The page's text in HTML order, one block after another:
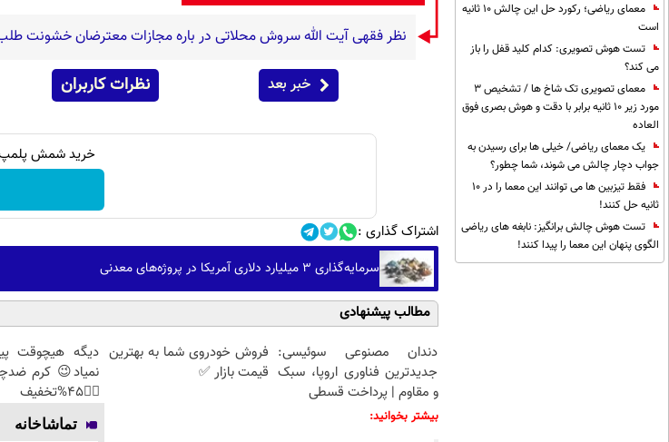
معمای ریاضی؛ رکورد حل این چالش 10 ثانیه
است
تست هوش تصویری: کدام کلید قفل را باز
می کند؟
معمای تصویری تک شاخ ها / تشخیص 3
مورد زیر 10 ثانیه برابر با دقت و هوش بصری فوق
العاده
یک معمای ریاضی/ خیلی ها برای رسیدن به
جواب دچار چالش می شوند، شما چطور؟
فقط تیزبین ها می توانند این معما را در 10
ثانیه حل کنند!
تست هوش چالش برانگیز: نابغه های ریاضی
الگوی پنهان این معما را پیدا کنند!
نظر فقهی آیت الله سروش محلاتی در باره مجازات معترضان خشونت
خبر بعد نظرات کاربران
خرید شمش پلمپ طلاسی، از
اشتراک گذاری :
سرمایه‌گذاری ۳ میلیارد دلاری آمریکا در پروژه‌های معدنی
مطالب پیشنهادی
دندان مصنوعی سوئیسی:
جدیدترین فناوری اروپا، سبک
و مقاوم | پرداخت قسطی
فروش خودروی شما به بهترین
قیمت بازار ✅
دیگه هیچوقت
نمیاد😉 کرم
👈🏻45%تخفیف
بیشتر بخوانید: تماشاخانه